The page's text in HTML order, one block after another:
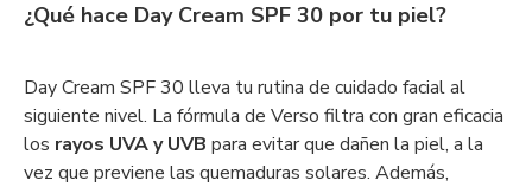
¿Qué hace Day Cream SPF 30 por tu piel?
Day Cream SPF 30 lleva tu rutina de cuidado facial al
siguiente nivel. La fórmula de Verso filtra con gran eficacia
los rayos UVA y UVB para evitar que dañen la piel, a la
vez que previene las quemaduras solares. Además,